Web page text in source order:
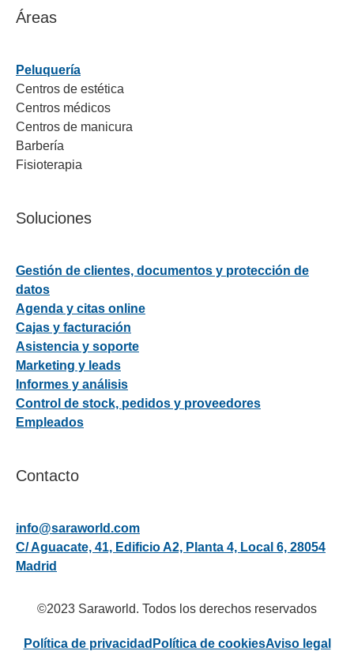
Áreas
Peluquería
Centros de estética
Centros médicos
Centros de manicura
Barbería
Fisioterapia
Soluciones
Gestión de clientes, documentos y protección de
datos
Agenda y citas online
Cajas y facturación
Asistencia y soporte
Marketing y leads
Informes y análisis
Control de stock, pedidos y proveedores
Empleados
Contacto
info@saraworld.com
C/ Aguacate, 41, Edificio A2, Planta 4, Local 6, 28054
Madrid
©2023 Saraworld. Todos los derechos reservados
Política de privacidad Política de cookiesAviso legal